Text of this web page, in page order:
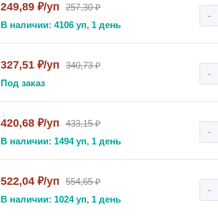
249,89 ₽/уп
257,30 ₽
В наличии: 4106 уп, 1 день
-
327,51 ₽/уп
340,73 ₽
Под заказ
-
420,68 ₽/уп
433,15 ₽
В наличии: 1494 уп, 1 день
-
522,04 ₽/уп
554,65 ₽
В наличии: 1024 уп, 1 день
-